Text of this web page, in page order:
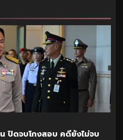
1 min read
เปิดภาพ “ทักษิณ” สวดพระอภิธร